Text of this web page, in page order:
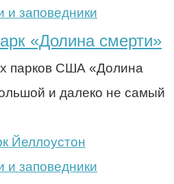
и заповедники
«Долина смерти»
парков США «Долина
и далеко не самый
и заповедники